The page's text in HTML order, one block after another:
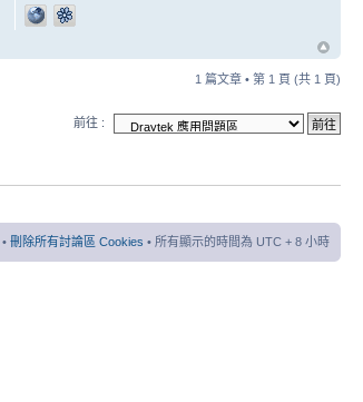
1 篇文章 • 第 1 頁 (共 1 頁)
前往 :
• 刪除所有討論區 Cookies • 所有顯示的時間為 UTC + 8 小時